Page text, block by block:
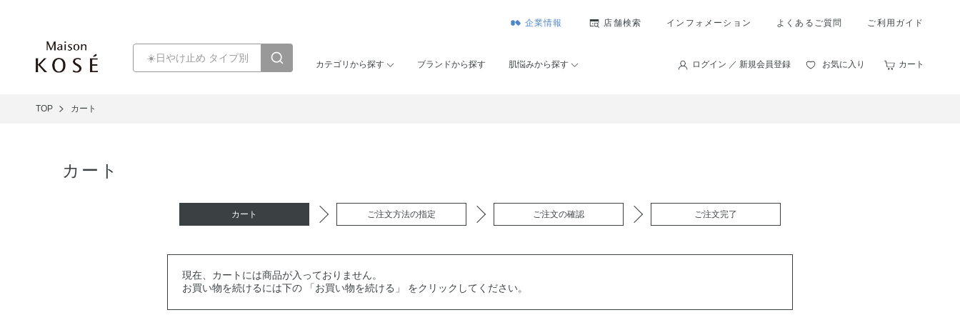
企業情報 店舗検索 インフォメーション よくあるご質問 ご利用ガイド
カテゴリから探す ブランドから探す 肌悩みから探す ログイン ／ 新規会員登録 お気に入り カート
TOP カート
カート
カート ご注文方法の指定 ご注文の確認 ご注文完了
現在、カートには商品が入っておりません。
お買い物を続けるには下の 「お買い物を続ける」 をクリックしてください。